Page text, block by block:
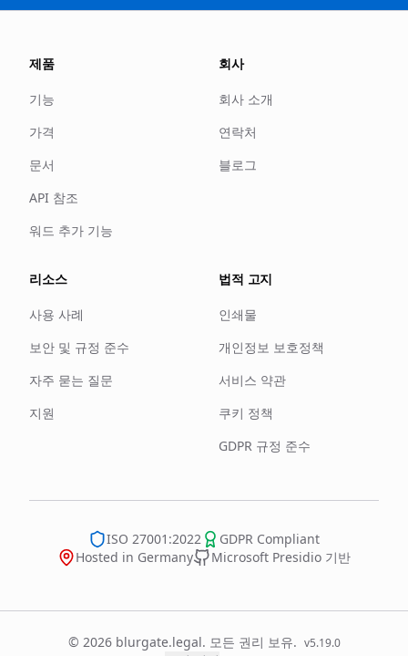
제품
기능
가격
문서
API 참조
워드 추가 기능
회사
회사 소개
연락처
블로그
리소스
사용 사례
보안 및 규정 준수
자주 묻는 질문
지원
법적 고지
인쇄물
개인정보 보호정책
서비스 약관
쿠키 정책
GDPR 규정 준수
ISO 27001:2022
GDPR Compliant
Hosted in Germany
Microsoft Presidio 기반
© 2026 blurgate.legal. 모든 권리 보유. v5.19.0